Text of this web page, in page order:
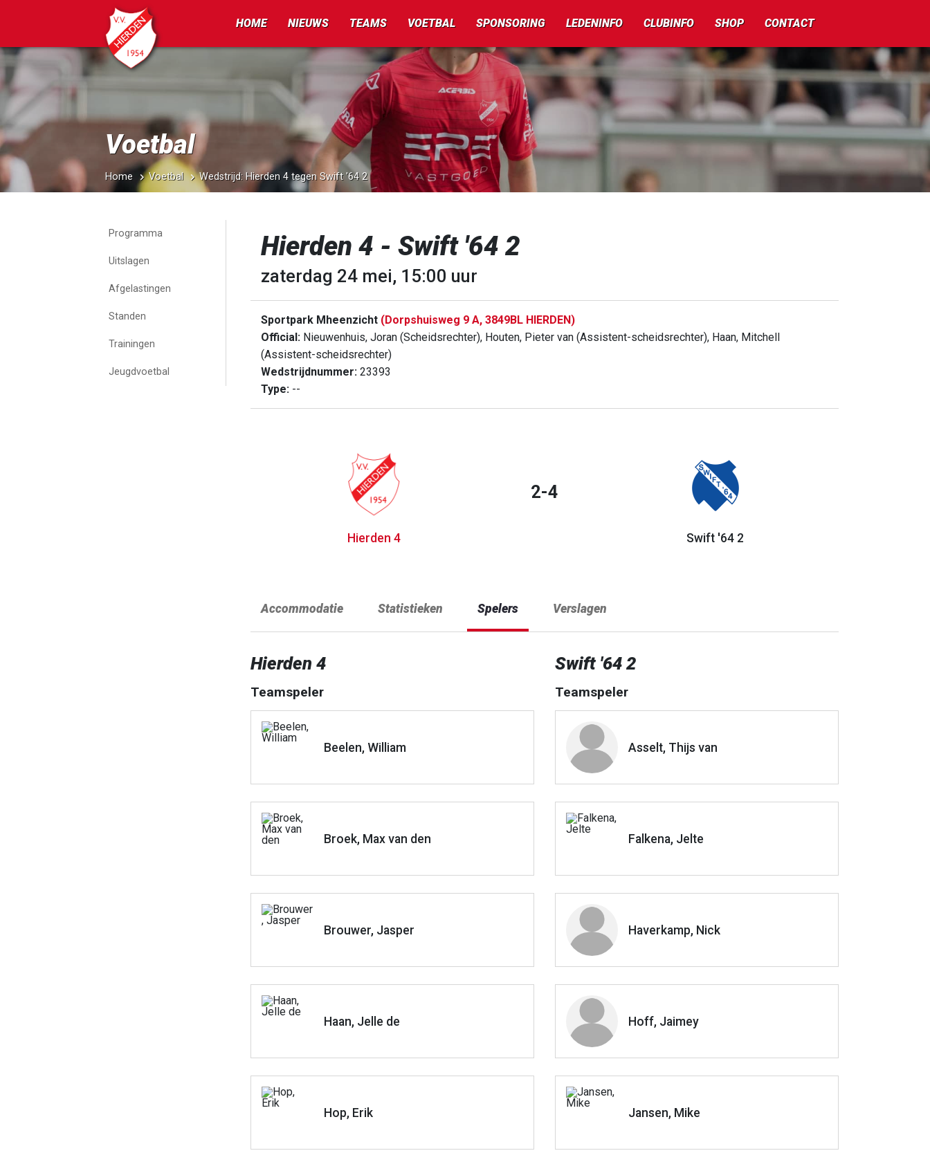
HOME NIEUWS TEAMS VOETBAL SPONSORING LEDENINFO CLUBINFO SHOP CONTACT
Voetbal
Home Voetbal Wedstrijd: Hierden 4 tegen Swift '64 2
Programma
Uitslagen
Afgelastingen
Standen
Trainingen
Jeugdvoetbal
Hierden 4 - Swift '64 2
zaterdag 24 mei, 15:00 uur
Sportpark Mheenzicht (Dorpshuisweg 9 A, 3849BL HIERDEN)
Official: Nieuwenhuis, Joran (Scheidsrechter), Houten, Pieter van (Assistent-scheidsrechter), Haan, Mitchell
(Assistent-scheidsrechter)
Wedstrijdnummer: 23393
Type: --
Hierden 4
2-4
Swift '64 2
Accommodatie Statistieken Spelers Verslagen
Hierden 4
Teamspeler
Beelen, William
Broek, Max van den
Brouwer, Jasper
Haan, Jelle de
Hop, Erik
Swift '64 2
Teamspeler
Asselt, Thijs van
Falkena, Jelte
Haverkamp, Nick
Hoff, Jaimey
Jansen, Mike